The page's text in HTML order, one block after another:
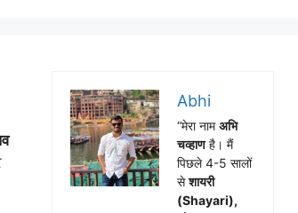
Abhi
“मेरा नामअभि
चव्हाणहै। मैं
पिछले 4-5 सालों
सेशायरी
(Shayari),